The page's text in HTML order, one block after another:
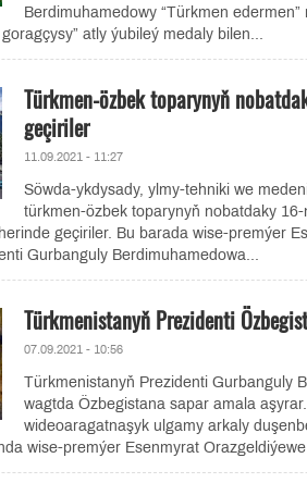
Berdimuhamedowy “Türkmen
atly ýubileý medaly bilen...
Türkmen-özbek toparynyň
geçiriler
11.09.2021 - 11:27
Söwda-ykdysady, ylmy-tehniki we
türkmen-özbek toparynyň nobatdaky
geçiriler. Bu barada wise-premýer
Gurbanguly Berdimuhamedowa...
Türkmenistanyň Prezidenti
07.09.2021 - 10:56
Türkmenistanyň Prezidenti Gurbanguly
wagtda Özbegistana sapar amala
wideoaragatnaşyk ulgamy arkaly
wise-premýer Esenmyrat